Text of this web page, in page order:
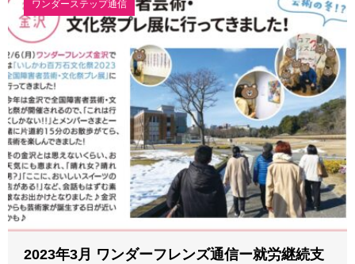
ワンダーステップ通信
2023年3月 ワンダーフレンズ通信ー就労継続支